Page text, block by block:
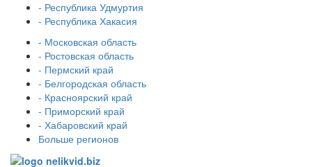
- Республика Удмуртия
- Республика Хакасия
- Московская область
- Ростовская область
- Пермский край
- Белгородская область
- Красноярский край
- Приморский край
- Хабаровский край
Больше регионов